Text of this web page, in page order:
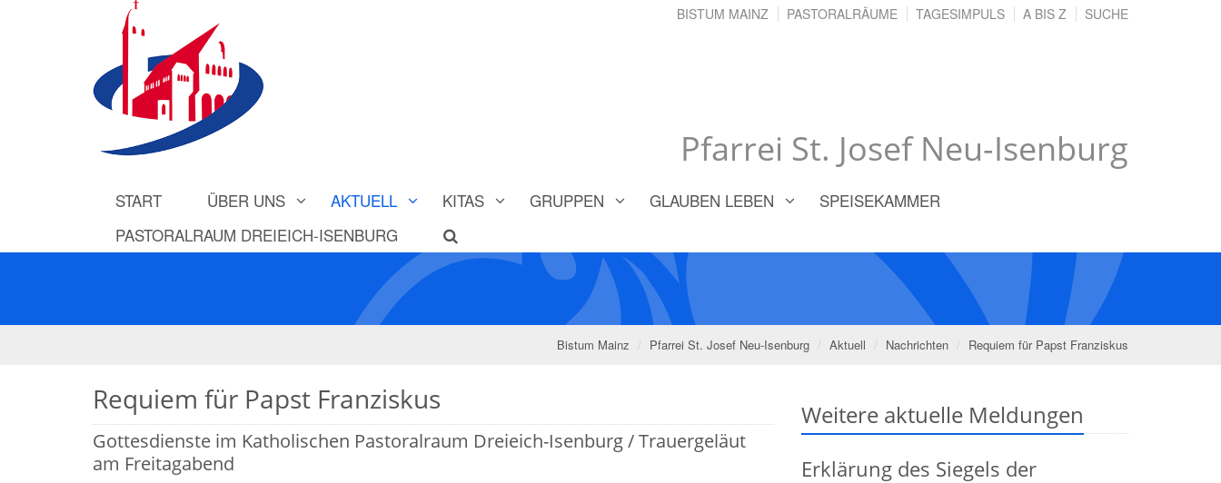
Pfarrei St. Josef Neu-Isenburg
BISTUM MAINZ PASTORALRÄUME TAGESIMPULS A BIS Z SUCHE
START ÜBER UNS AKTUELL KITAS GRUPPEN GLAUBEN LEBEN
SPEISEKAMMER
PASTORALRAUM DREIEICH-ISENBURG
Bistum Mainz Pfarrei St. Josef Neu-Isenburg Aktuell Nachrichten Requiem für Papst Franziskus
Requiem für Papst Franziskus
Gottesdienste im Katholischen Pastoralraum Dreieich-Isenburg / Trauergeläut
am Freitagabend
Weitere aktuelle Meldungen
Erklärung des Siegels der